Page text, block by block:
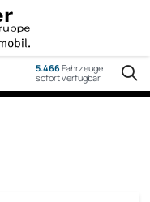
5.466Fahrzeuge
sofort verfügbar